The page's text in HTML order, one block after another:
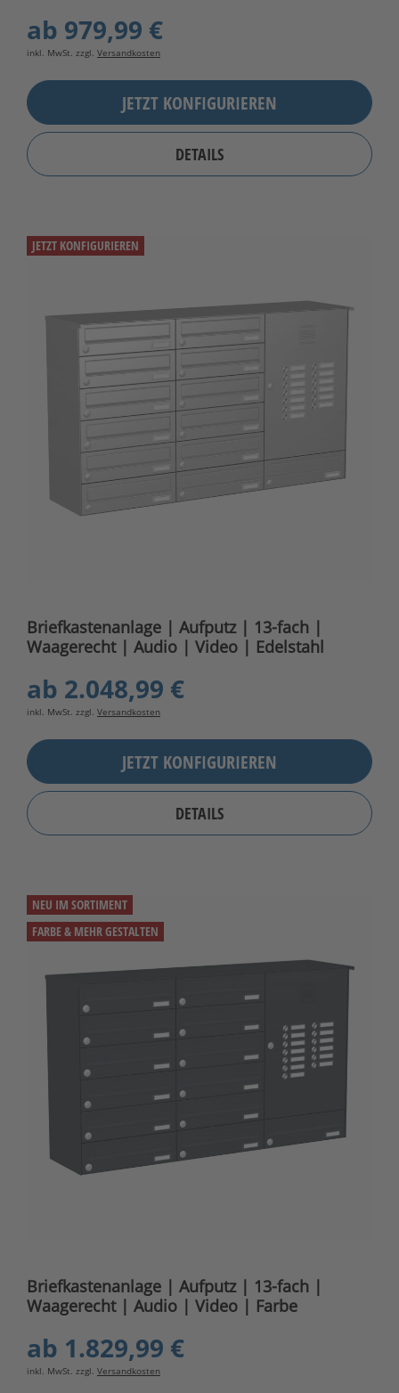
ab 979,99 €
inkl. MwSt. zzgl. Versandkosten
JETZT KONFIGURIEREN
DETAILS
JETZT KONFIGURIEREN
Briefkastenanlage | Aufputz | 13-fach |
Waagerecht | Audio | Video | Edelstahl
ab 2.048,99 €
inkl. MwSt. zzgl. Versandkosten
JETZT KONFIGURIEREN
DETAILS
NEU IM SORTIMENT
FARBE & MEHR GESTALTEN
Briefkastenanlage | Aufputz | 13-fach |
Waagerecht | Audio | Video | Farbe
ab 1.829,99 €
inkl. MwSt. zzgl. Versandkosten